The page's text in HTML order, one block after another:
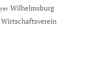
Wilhelmsburg
Wirtschaftsverein